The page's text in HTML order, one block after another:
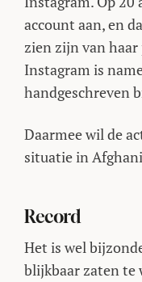
account aan, en
zien zijn van
Instagram is
handgeschreven
Daarmee wil de
situatie in
Record
Het is wel
blijkbaar zaten te